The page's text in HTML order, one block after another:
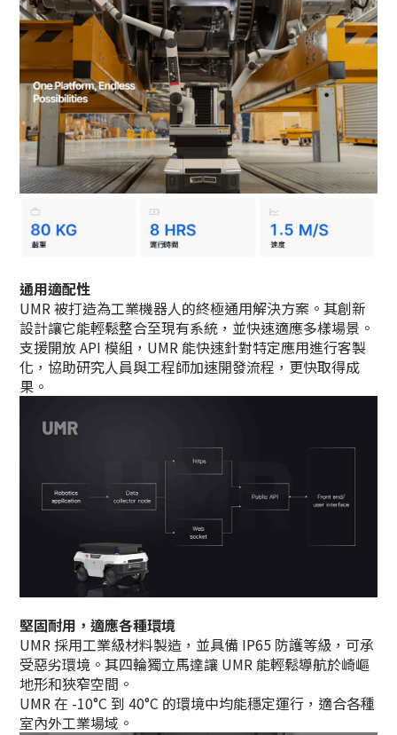
通用適配性
UMR 被打造為工業機器人的終極通用解決方案。其創新
設計讓它能輕鬆整合至現有系統，並快速適應多樣場景。
支援開放 API 模組，UMR 能快速針對特定應用進行客製
化，協助研究人員與工程師加速開發流程，更快取得成
果。
堅固耐用，適應各種環境
UMR 採用工業級材料製造，並具備 IP65 防護等級，可承
受惡劣環境。其四輪獨立馬達讓 UMR 能輕鬆導航於崎嶇
地形和狹窄空間。
UMR 在 -10°C 到 40°C 的環境中均能穩定運行，適合各種
室內外工業場域。